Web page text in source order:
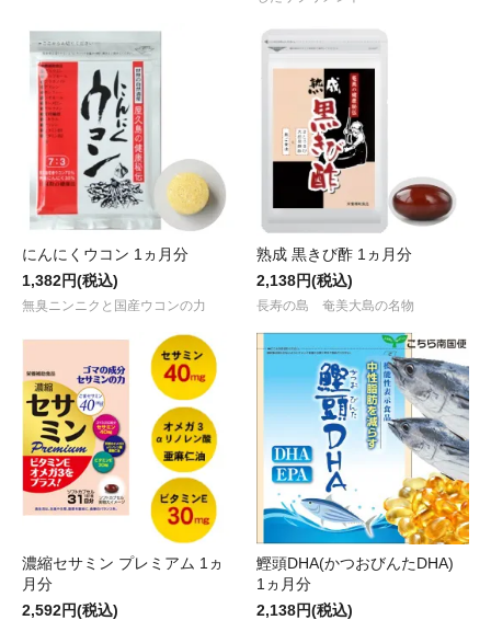
にんにくウコン 1ヵ月分
1,382円(税込)
無臭ニンニクと国産ウコンの力
熟成 黒きび酢 1ヵ月分
2,138円(税込)
長寿の島 奄美大島の名物
濃縮セサミン プレミアム 1ヵ
月分
2,592円(税込)
鰹頭DHA(かつおびんたDHA)
1ヵ月分
2,138円(税込)